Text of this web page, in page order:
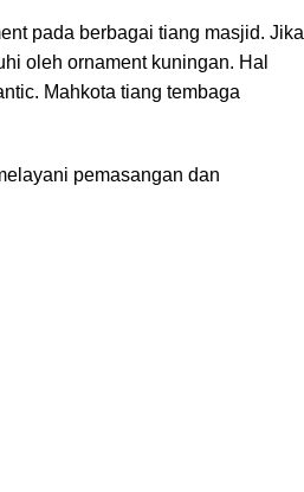
pada berbagai tiang masjid. Jika
oleh ornament kuningan. Hal
Mahkota tiang tembaga
pemasangan dan